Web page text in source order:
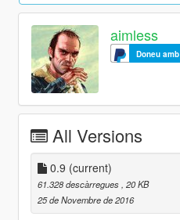
aimless
Doneu amb
All Versions
0.9 (current)
61.328 descàrregues , 20 KB
25 de Novembre de 2016